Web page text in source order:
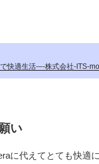
快適生活-–-株式会社-ITS-
い
に代えてとても快適